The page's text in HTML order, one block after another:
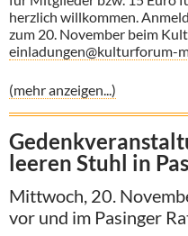
herzlich willkommen.
zum 20. November beim
einladungen@kulturforum-
(mehr anzeigen...)
leeren Stuhl in
Mittwoch, 20.
vor und im Pasinger